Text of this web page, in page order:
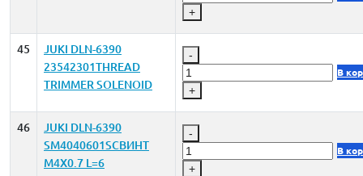
+
45
JUKI DLN-6390
23542301THREAD
TRIMMER SOLENOID
-
+
В
46
JUKI DLN-6390
SM4040601SCВИНТ
M4X0.7 L=6
-
+
В